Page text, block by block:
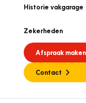
Historie vakgarage
Zekerheden
Afspraak maken
Contact